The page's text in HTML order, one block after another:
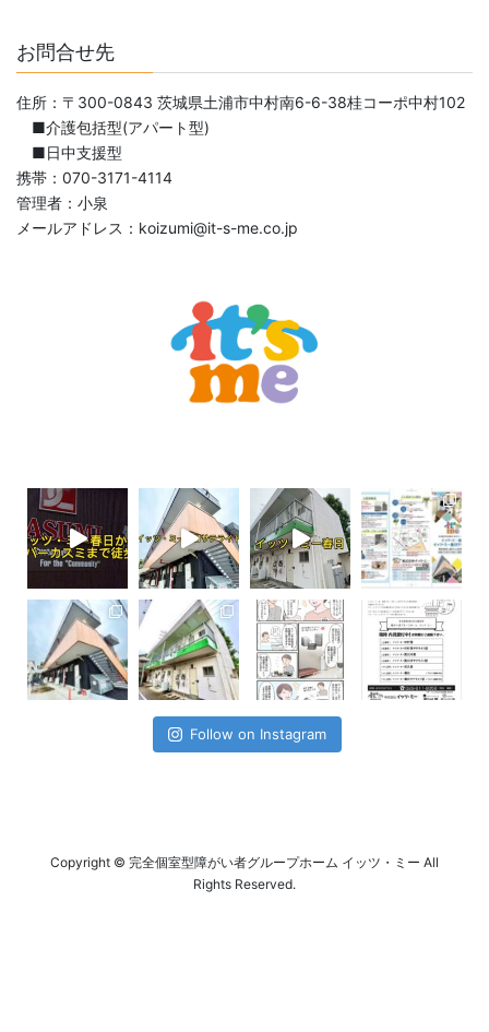
お問合せ先
住所：〒300-0843 茨城県土浦市中村南6-6-38桂コーポ中村102
■介護包括型(アパート型)
■日中支援型
携帯：070-3171-4114
管理者：小泉
メールアドレス：koizumi@it-s-me.co.jp
Follow on Instagram
Copyright © 完全個室型障がい者グループホーム イッツ・ミー All
Rights Reserved.